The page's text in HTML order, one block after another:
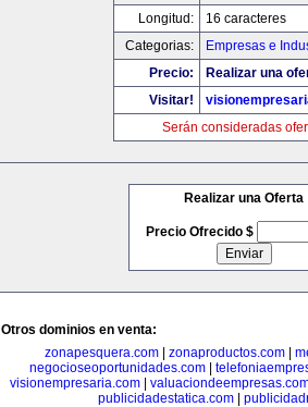
Longitud:
16 caracteres
Categorias:
Empresas e
Precio:
Realizar una
Visitar!
Serán consideradas
Realizar una Oferta
Precio Ofrecido $
Otros dominios en venta:
zonapesquera.com| zonaproductos.com|
negocioseoportunidades.com
visionempresaria.com
publicidadestatica.com